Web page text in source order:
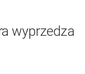
wyprzedza